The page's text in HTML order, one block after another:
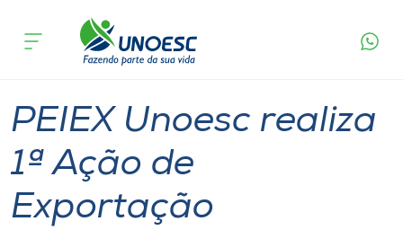
Cursos
Pesquisa
Atendimento ao Estudante
acontece
PEIEX Unoesc realiza
1ª Ação de
Exportação